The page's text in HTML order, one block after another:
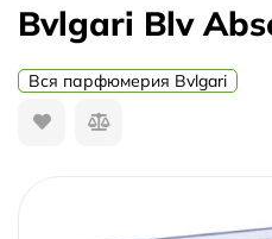
Bvlgari Blv
Вся парфюмерия Bvlgari